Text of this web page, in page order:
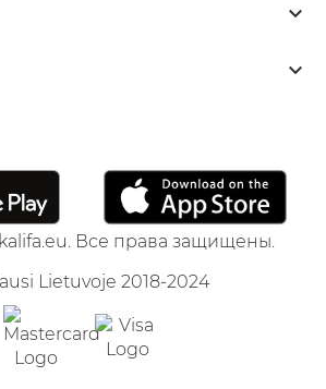


Все права защищены.
Lietuvoje 2018-2024